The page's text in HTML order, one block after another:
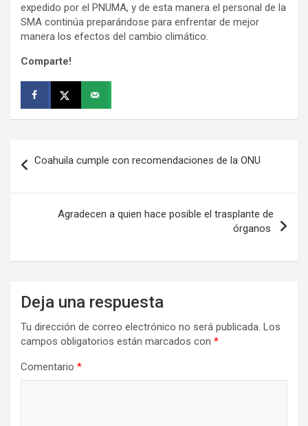
expedido por el PNUMA, y de esta manera el personal de la
SMA continúa preparándose para enfrentar de mejor
manera los efectos del cambio climático.
Comparte!
de
entradas
Coahuila cumple con recomendaciones de la ONU
Agradecen a quien hace posible el trasplante de
órganos
Deja una respuesta
Tu dirección de correo electrónico no será publicada. Los
campos obligatorios están marcados con *
Comentario *